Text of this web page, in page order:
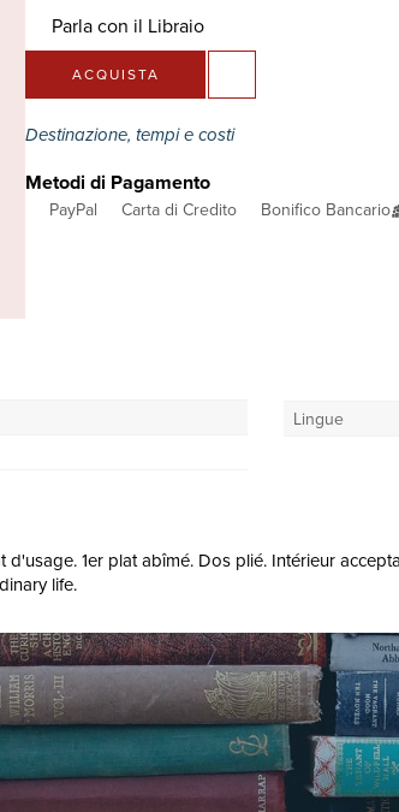
Parla con il Libraio
ACQUISTA
Destinazione, tempi e costi
Metodi di Pagamento
PayPal Carta di Credito Bonifico Bancario
Lingue
d'usage. 1er plat abîmé. Dos plié. Intérieur
life.